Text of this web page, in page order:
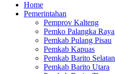
Home
Pemerintahan
Pemprov Kalteng
Pemko Palangka Raya
Pemkab Pulang Pisau
Pemkab Kapuas
Pemkab Barito Selatan
Pemkab Barito Utara